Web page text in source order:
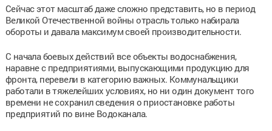
Сейчас этот масштаб даже сложно представить, но в период
Великой Отечественной войны отрасль только набирала
обороты и давала максимум своей производительности.
С начала боевых действий все объекты водоснабжения,
наравне с предприятиями, выпускающими продукцию для
фронта, перевели в категорию важных. Коммунальщики
работали в тяжелейших условиях, но ни один документ того
времени не сохранил сведения о приостановке работы
предприятий по вине Водоканала.